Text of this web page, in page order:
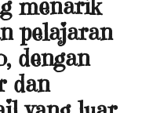
pelajaran
dengan
dan